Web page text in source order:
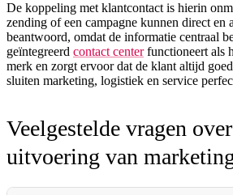
De koppeling met klantcontact is hierin
zending of een campagne kunnen direct en
beantwoord, omdat de informatie centraal
geïntegreerd contact centerfunctioneert als
merk en zorgt ervoor dat de klant altijd
sluiten marketing, logistiek en service
Veelgestelde vragen
uitvoering van